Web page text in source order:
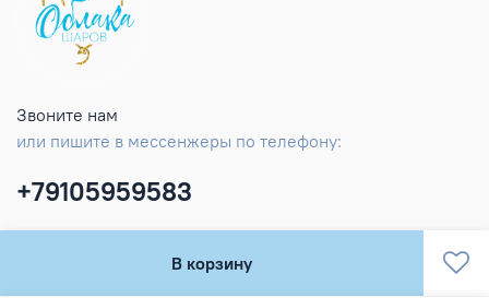
В корзину
Звоните нам
или пишите в мессенжеры по телефону:
+79105959583